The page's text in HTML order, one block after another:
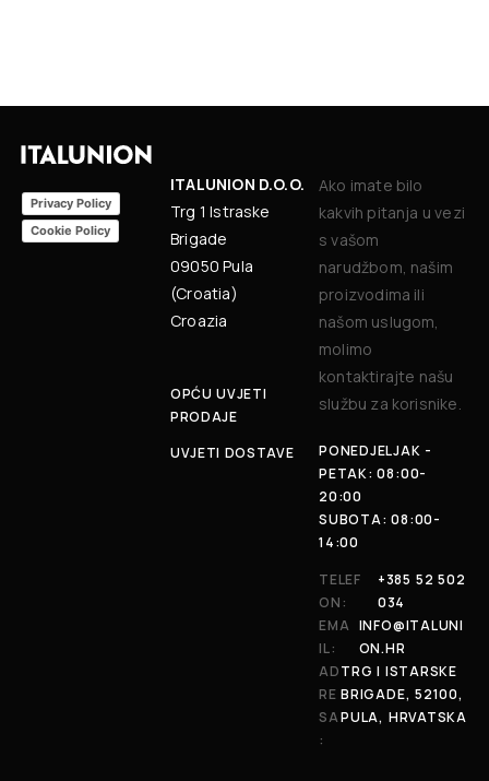
Privacy Policy
Cookie Policy
ITALUNION D.O.O.
Trg 1 Istraske
Brigade
09050 Pula
(Croatia)
Croazia
OPĆU UVJETI
PRODAJE
UVJETI DOSTAVE
Ako imate bilo
kakvih pitanja u vezi
s vašom
narudžbom, našim
proizvodima ili
našom uslugom,
molimo
kontaktirajte našu
službu za korisnike.
PONEDJELJAK -
PETAK: 08:00-
20:00
SUBOTA: 08:00-
14:00
TELEF
ON:
+385 52 502
034
EMA
IL:
INFO@ITALUNI
ON.HR
AD
RE
SA
:
TRG I ISTARSKE
BRIGADE, 52100,
PULA, HRVATSKA